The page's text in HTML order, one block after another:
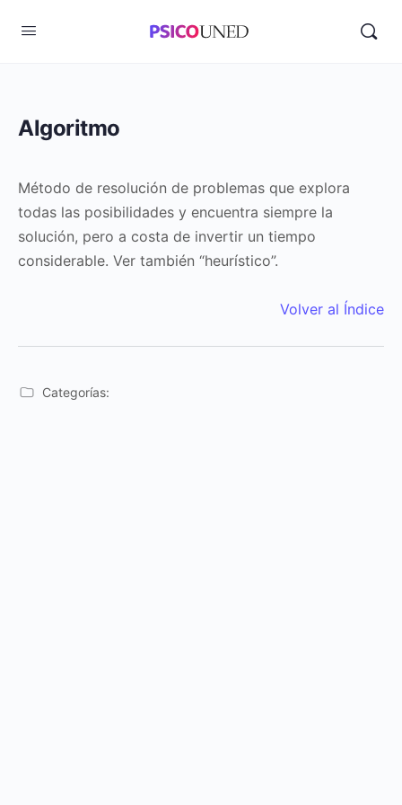
Algoritmo
Método de resolución de problemas que explora
todas las posibilidades y encuentra siempre la
solución, pero a costa de invertir un tiempo
considerable. Ver también “heurístico”.
Volver al Índice
Categorías: